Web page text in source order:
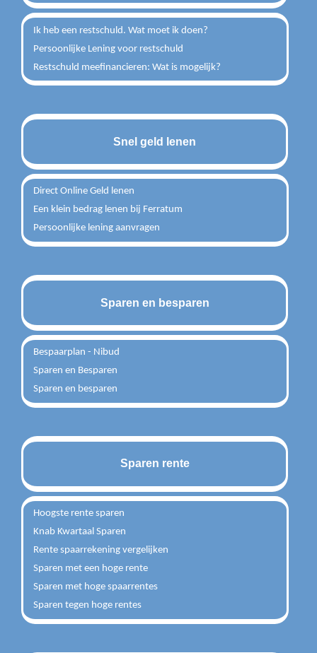
Ik heb een restschuld. Wat moet ik doen?
Persoonlijke Lening voor restschuld
Restschuld meefinancieren: Wat is mogelijk?
Snel geld lenen
Direct Online Geld lenen
Een klein bedrag lenen bij Ferratum
Persoonlijke lening aanvragen
Sparen en besparen
Bespaarplan - Nibud
Sparen en Besparen
Sparen en besparen
Sparen rente
Hoogste rente sparen
Knab Kwartaal Sparen
Rente spaarrekening vergelijken
Sparen met een hoge rente
Sparen met hoge spaarrentes
Sparen tegen hoge rentes